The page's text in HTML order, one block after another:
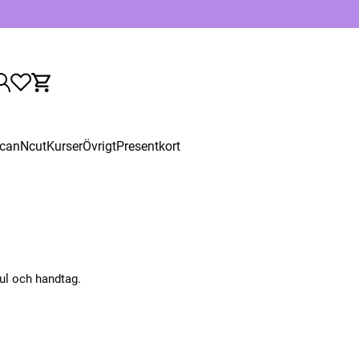
KurserÖvrigtPresentkort
och handtag.